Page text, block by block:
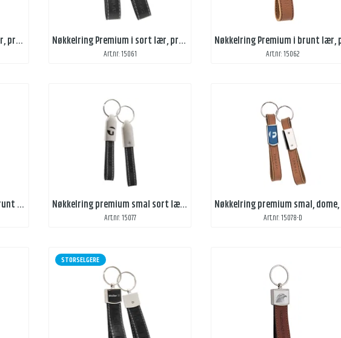
Nøkkelring Premium i sort lær, preg 1 side Nøkkelring Premium i sort lær, preg 2 sider
Art.nr: 15061 Art.nr: 15062
Nøkkelring Premium smal i brunt lær, gravering, preg 2 sider Nøkkelring premium smal sort lær, gravering, preg 2 sider
Art.nr: 15077 Art.nr: 15078-D
STORSELGERE